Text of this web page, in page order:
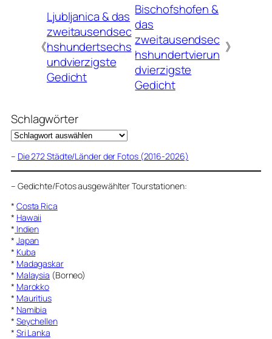
《
Ljubljanica & das
zweitausendsec
hshundertsechs
undvierzigste
Gedicht
Bischofshofen &
das
zweitausendsec
hshundertvierun
dvierzigste
Gedicht
》
Schlagwörter
– Die 272 Städte/Länder der Fotos (2016-2026)
– Gedichte/Fotos ausgewählter Tourstationen:
* Costa Rica
* Hawaii
* Indien
* Japan
* Kuba
* Madagaskar
* Malaysia (Borneo)
* Marokko
* Mauritius
* Namibia
* Seychellen
* Sri Lanka